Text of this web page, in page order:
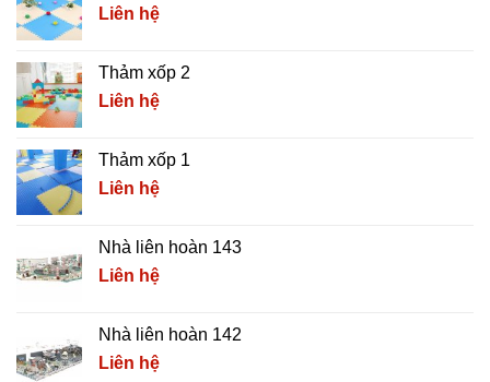
Liên hệ
Thảm xốp 2
Liên hệ
Thảm xốp 1
Liên hệ
Nhà liên hoàn 143
Liên hệ
Nhà liên hoàn 142
Liên hệ